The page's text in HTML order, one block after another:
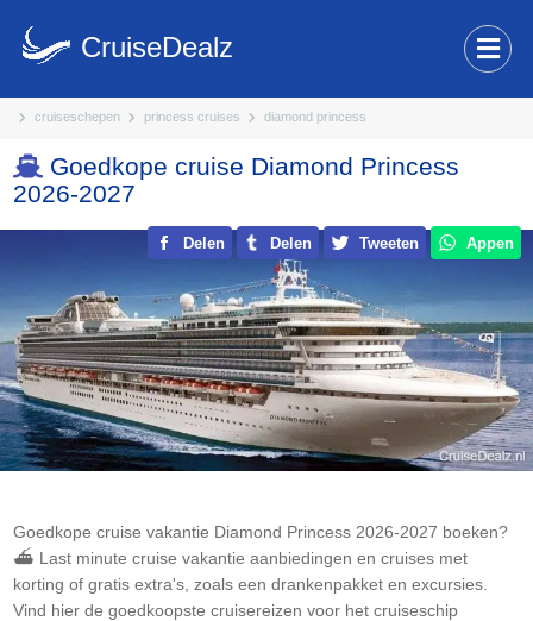
cruiseschepen princess cruises diamond princess
CruiseDealz
Goedkope cruise Diamond Princess
2026-2027
Delen Delen Tweeten Appen
Goedkope cruise vakantie Diamond Princess 2026-2027 boeken?
⛴ Last minute cruise vakantie aanbiedingen en cruises met
korting of gratis extra's, zoals een drankenpakket en excursies.
Vind hier de goedkoopste cruisereizen voor het cruiseschip